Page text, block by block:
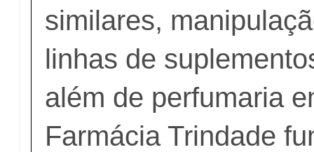
similares,
linhas de
além de perfumaria
Farmácia Trindade